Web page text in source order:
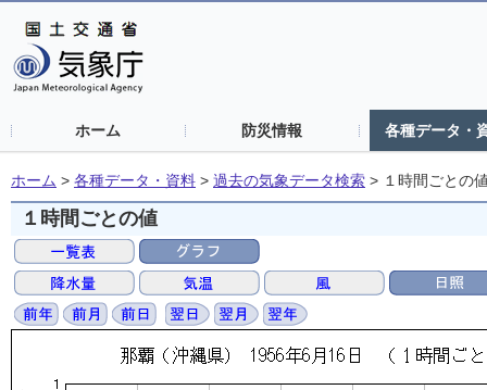
ホーム 防災情報 各種データ・
ホーム > 各種データ・資料 > 過去の気象データ検索 > １時間ごとの
１時間ごとの値